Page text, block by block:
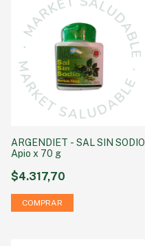
ARGENDIET - SAL SIN SODIO
Apio x 70 g
$4.317,70